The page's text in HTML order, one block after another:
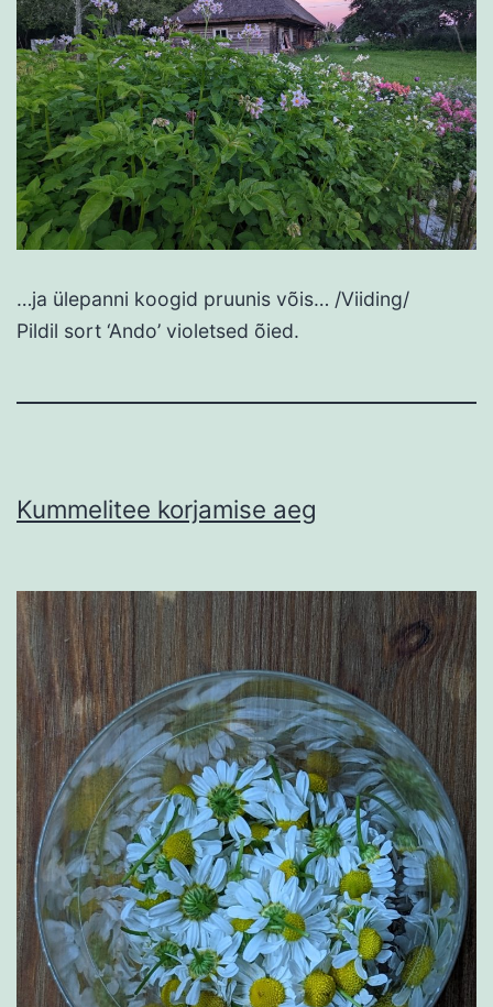
…ja ülepanni koogid pruunis võis… /Viiding/
Pildil sort ‘Ando’ violetsed õied.
Kummelitee korjamise aeg